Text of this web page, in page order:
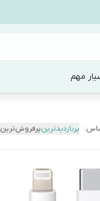
مهم
پربازدیدترینپرفروش‌ترین